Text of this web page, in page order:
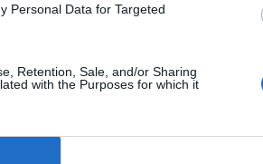
Personal Data for Targeted
Retention, Sale, and/or Sharing
with the Purposes for which it